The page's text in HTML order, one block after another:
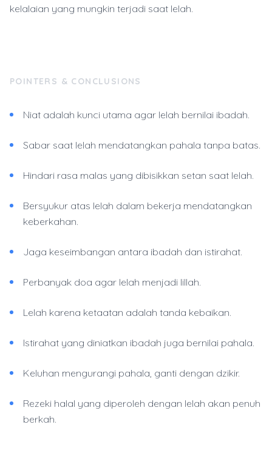
kelalaian yang mungkin terjadi saat lelah.
POINTERS & CONCLUSIONS
Niat adalah kunci utama agar lelah bernilai ibadah.
Sabar saat lelah mendatangkan pahala tanpa batas.
Hindari rasa malas yang dibisikkan setan saat lelah.
Bersyukur atas lelah dalam bekerja mendatangkan
keberkahan.
Jaga keseimbangan antara ibadah dan istirahat.
Perbanyak doa agar lelah menjadi lillah.
Lelah karena ketaatan adalah tanda kebaikan.
Istirahat yang diniatkan ibadah juga bernilai pahala.
Keluhan mengurangi pahala, ganti dengan dzikir.
Rezeki halal yang diperoleh dengan lelah akan penuh
berkah.